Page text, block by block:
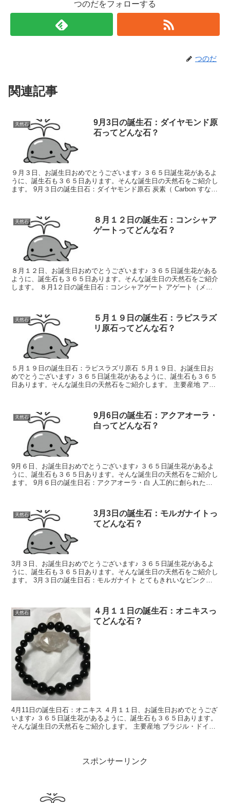
つのだをフォローする
つのだ
関連記事
天然石
9月3日の誕生石：ダイヤモンド原
石ってどんな石？
９月３日、お誕生日おめでとうございます♪ ３６５日誕生花があるよ
うに、誕生石も３６５日あります。そんな誕生日の天然石をご紹介し
ます。 9月３日の誕生日石：ダイヤモンド原石 炭素（ Carbon すなわ
天然石
８月１２日の誕生石：コンシャア
ゲートってどんな石？
８月１２日、お誕生日おめでとうございます♪ ３６５日誕生花がある
ように、誕生石も３６５日あります。そんな誕生日の天然石をご紹介
します。 ８月1２日の誕生日石：コンシャアゲート アゲート（メノ
天然石
５月１９日の誕生石：ラピスラズ
リ原石ってどんな石？
５月１９日の誕生日石：ラピスラズリ原石 ５月１９日、お誕生日お
めでとうございます♪ ３６５日誕生花があるように、誕生石も３６５
日あります。そんな誕生日の天然石をご紹介します。 主要産地 アフ
天然石
9月6日の誕生石：アクアオーラ・
白ってどんな石？
9月６日、お誕生日おめでとうございます♪ ３６５日誕生花があるよ
うに、誕生石も３６５日あります。そんな誕生日の天然石をご紹介し
ます。 9月６日の誕生日石：アクアオーラ・白 人工的に創られた石
天然石
3月3日の誕生石：モルガナイトっ
てどんな石？
3月３日、お誕生日おめでとうございます♪ ３６５日誕生花があるよ
うに、誕生石も３６５日あります。そんな誕生日の天然石をご紹介し
ます。 3月３日の誕生日石：モルガナイト とてもきれいなピンク色
天然石
４月１１日の誕生石：オニキスっ
てどんな石？
4月11日の誕生日石：オニキス ４月１１日、お誕生日おめでとうござ
います♪ ３６５日誕生花があるように、誕生石も３６５日あります。
そんな誕生日の天然石をご紹介します。 主要産地 ブラジル・ドイ
スポンサーリンク